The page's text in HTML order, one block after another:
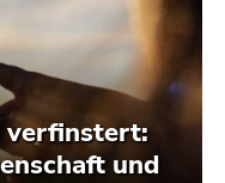
verfinstert:
und